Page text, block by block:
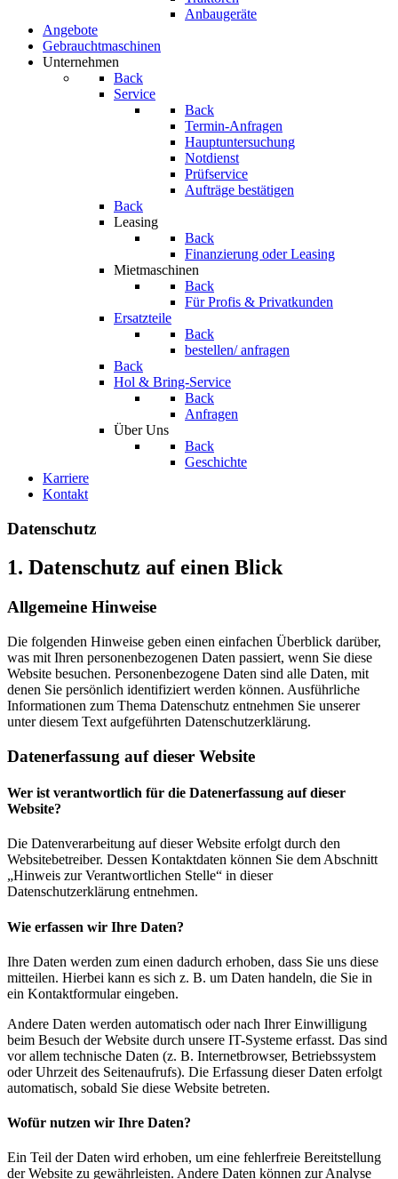
Anbaugeräte
Angebote
Gebrauchtmaschinen
Unternehmen
Back
Service
Back
Termin-Anfragen
Hauptuntersuchung
Notdienst
Prüfservice
Aufträge bestätigen
Back
Leasing
Back
Finanzierung oder Leasing
Mietmaschinen
Back
Für Profis & Privatkunden
Ersatzteile
Back
bestellen/ anfragen
Back
Hol & Bring-Service
Back
Anfragen
Über Uns
Back
Geschichte
Karriere
Kontakt
Datenschutz
1. Datenschutz auf einen Blick
Allgemeine Hinweise
Die folgenden Hinweise geben einen einfachen Überblick darüber,
was mit Ihren personenbezogenen Daten passiert, wenn Sie diese
Website besuchen. Personenbezogene Daten sind alle Daten, mit
denen Sie persönlich identifiziert werden können. Ausführliche
Informationen zum Thema Datenschutz entnehmen Sie unserer
unter diesem Text aufgeführten Datenschutzerklärung.
Datenerfassung auf dieser Website
Wer ist verantwortlich für die Datenerfassung auf dieser
Website?
Die Datenverarbeitung auf dieser Website erfolgt durch den
Websitebetreiber. Dessen Kontaktdaten können Sie dem Abschnitt
„Hinweis zur Verantwortlichen Stelle“ in dieser
Datenschutzerklärung entnehmen.
Wie erfassen wir Ihre Daten?
Ihre Daten werden zum einen dadurch erhoben, dass Sie uns diese
mitteilen. Hierbei kann es sich z. B. um Daten handeln, die Sie in
ein Kontaktformular eingeben.
Andere Daten werden automatisch oder nach Ihrer Einwilligung
beim Besuch der Website durch unsere IT-Systeme erfasst. Das sind
vor allem technische Daten (z. B. Internetbrowser, Betriebssystem
oder Uhrzeit des Seitenaufrufs). Die Erfassung dieser Daten erfolgt
automatisch, sobald Sie diese Website betreten.
Wofür nutzen wir Ihre Daten?
Ein Teil der Daten wird erhoben, um eine fehlerfreie Bereitstellung
der Website zu gewährleisten. Andere Daten können zur Analyse